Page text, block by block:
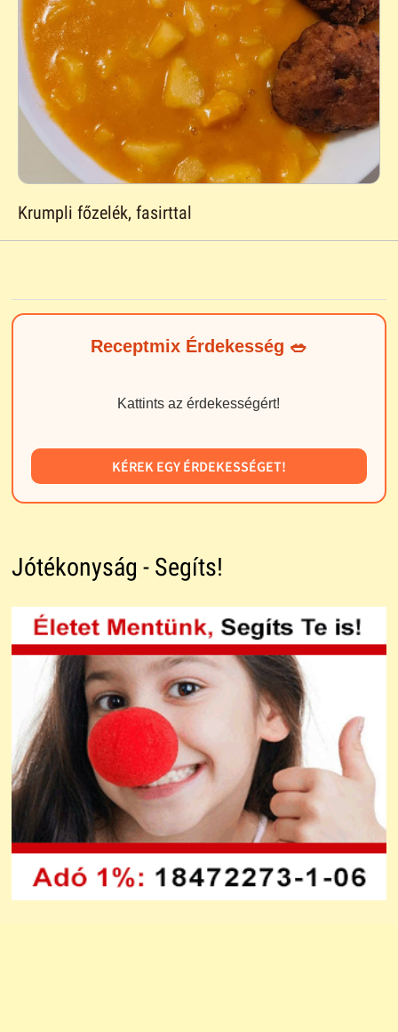
Krumpli főzelék, fasirttal
Receptmix Érdekesség 🥗
Kattints az érdekességért!
KÉREK EGY ÉRDEKESSÉGET!
Jótékonyság - Segíts!